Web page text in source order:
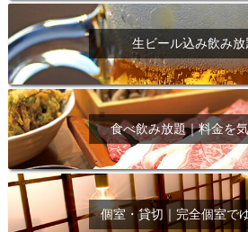
生ビール込み飲み放
食べ飲み放題｜料金を
個室・貸切｜完全個室で